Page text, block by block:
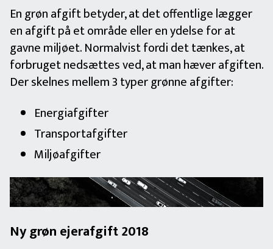
En grøn afgift betyder, at det offentlige lægger
en afgift på et område eller en ydelse for at
gavne miljøet. Normalvist fordi det tænkes, at
forbruget nedsættes ved, at man hæver afgiften.
Der skelnes mellem 3 typer grønne afgifter:
Energiafgifter
Transportafgifter
Miljøafgifter
Ny grøn ejerafgift 2018